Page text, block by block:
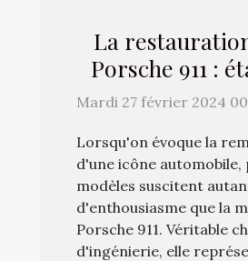
La
Porsche 911 :
Mardi 27 février 2024
Lorsqu'on évoque la
d'une icône automobile,
modèles suscitent
d'enthousiasme que la
Porsche 911. Véritable
d'ingénierie, elle